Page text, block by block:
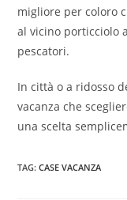
migliore per coloro
al vicino porticciolo
pescatori.
In città o a ridosso
vacanza che
una scelta
TAG:CASE VACANZA